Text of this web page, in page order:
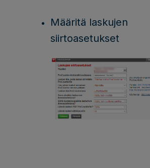
Määritä laskujen
siirtoasetukset